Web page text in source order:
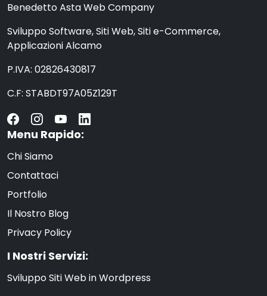
Benedetto Asta Web Company
Sviluppo Software, Siti Web, Siti e-Commerce,
Applicazioni Alcamo
P.IVA: 02826430817
C.F: STABDT97A05Z129T
Menu Rapido:
Chi Siamo
Contattaci
Portfolio
Il Nostro Blog
Privacy Policy
I Nostri Servizi:
Sviluppo Siti Web in Wordpress